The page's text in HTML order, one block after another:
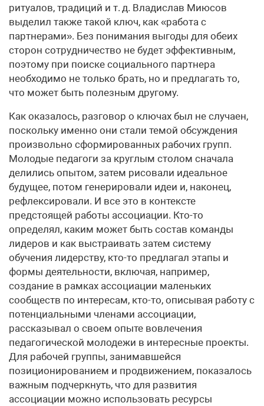
ритуалов, традиций и т. д. Владислав Миюсов
выделил также такой ключ, как «работа с
партнерами». Без понимания выгоды для обеих
сторон сотрудничество не будет эффективным,
поэтому при поиске социального партнера
необходимо не только брать, но и предлагать то,
что может быть полезным другому.
Как оказалось, разговор о ключах был не случаен,
поскольку именно они стали темой обсуждения
произвольно сформированных рабочих групп.
Молодые педагоги за круглым столом сначала
делились опытом, затем рисовали идеальное
будущее, потом генерировали идеи и, наконец,
рефлексировали. И все это в контексте
предстоящей работы ассоциации. Кто-то
определял, каким может быть состав команды
лидеров и как выстраивать затем систему
обучения лидерству, кто-то предлагал этапы и
формы деятельности, включая, например,
создание в рамках ассоциации маленьких
сообществ по интересам, кто-то, описывая работу с
потенциальными членами ассоциации,
рассказывал о своем опыте вовлечения
педагогической молодежи в интересные проекты.
Для рабочей группы, занимавшейся
позиционированием и продвижением, показалось
важным подчеркнуть, что для развития
ассоциации можно использовать ресурсы